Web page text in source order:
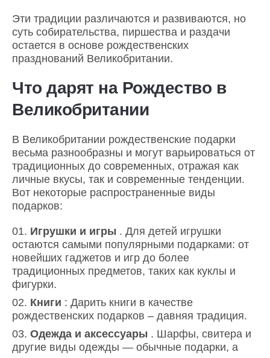
Эти традиции различаются и развиваются, но
суть собирательства, пиршества и раздачи
остается в основе рождественских
празднований Великобритании.
Что дарят на Рождество в
Великобритании
В Великобритании рождественские подарки
весьма разнообразны и могут варьироваться от
традиционных до современных, отражая как
личные вкусы, так и современные тенденции.
Вот некоторые распространенные виды
подарков:
Игрушки и игры . Для детей игрушки
остаются самыми популярными подарками: от
новейших гаджетов и игр до более
традиционных предметов, таких как куклы и
фигурки.
Книги : Дарить книги в качестве
рождественских подарков – давняя традиция.
Одежда и аксессуары . Шарфы, свитера и
другие виды одежды — обычные подарки, а